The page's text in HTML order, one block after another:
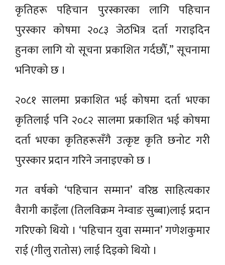
कृतिहरू पहिचान पुरस्कारका लागि पहिचान
पुरस्कार कोषमा २०८३ जेठभित्र दर्ता गराइदिन
हुनका लागि यो सूचना प्रकाशित गर्दछौँ,” सूचनामा
भनिएको छ ।
२०८१ सालमा प्रकाशित भई कोषमा दर्ता भएका
कृतिलाई पनि २०८२ सालमा प्रकाशित भई कोषमा
दर्ता भएका कृतिहरूसँगै उत्कृष्ट कृति छनोट गरी
पुरस्कार प्रदान गरिने जनाइएको छ ।
गत वर्षको ‘पहिचान सम्मान’ वरिष्ठ साहित्यकार
वैरागी काइँला (तिलविक्रम नेम्वाङ सुब्बा)लाई प्रदान
गरिएको थियो । ‘पहिचान युवा सम्मान’ गणेशकुमार
राई (गीलु रातोस) लाई दिइको थियो ।